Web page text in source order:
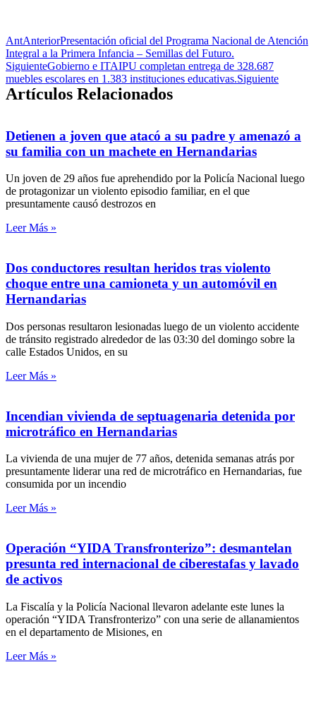
AntAnteriorPresentación oficial del Programa Nacional de Atención
Integral a la Primera Infancia – Semillas del Futuro.
SiguienteGobierno e ITAIPU completan entrega de 328.687
muebles escolares en 1.383 instituciones educativas.Siguiente
Artículos Relacionados
Detienen a joven que atacó a su padre y amenazó a
su familia con un machete en Hernandarias
Un joven de 29 años fue aprehendido por la Policía Nacional luego
de protagonizar un violento episodio familiar, en el que
presuntamente causó destrozos en
Leer Más »
Dos conductores resultan heridos tras violento
choque entre una camioneta y un automóvil en
Hernandarias
Dos personas resultaron lesionadas luego de un violento accidente
de tránsito registrado alrededor de las 03:30 del domingo sobre la
calle Estados Unidos, en su
Leer Más »
Incendian vivienda de septuagenaria detenida por
microtráfico en Hernandarias
La vivienda de una mujer de 77 años, detenida semanas atrás por
presuntamente liderar una red de microtráfico en Hernandarias, fue
consumida por un incendio
Leer Más »
Operación “YIDA Transfronterizo”: desmantelan
presunta red internacional de ciberestafas y lavado
de activos
La Fiscalía y la Policía Nacional llevaron adelante este lunes la
operación “YIDA Transfronterizo” con una serie de allanamientos
en el departamento de Misiones, en
Leer Más »